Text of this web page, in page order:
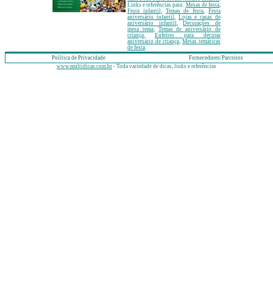
Links e referências para: Mesas de festa,
Festa infantil, Temas de festa,Festa
aniversário infantil, Lojas e casas de
aniversário infantil,Decorações de
mesa tema, Temas de aniversário de
criança, Enfeites para decorar
aniversário de criança, Mesas temáticas
de festa.
Política de Privacidade
Fornecedores/Parceiros
www.multidicas.com.br - Toda variedade de dicas, links e referências